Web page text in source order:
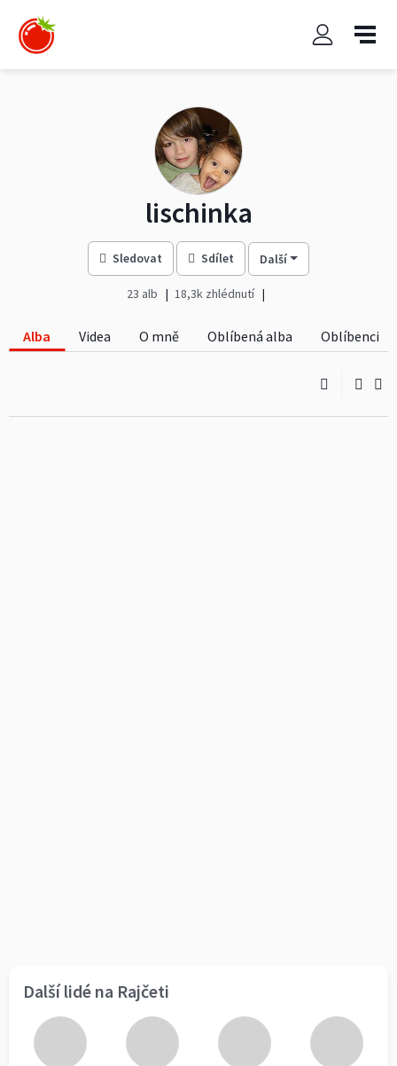
lischinka
Sledovat Sdílet Další
23 alb 18,3k zhlédnutí
Alba Videa O mně Oblíbená alba Oblíbenci
Další lidé na Rajčeti